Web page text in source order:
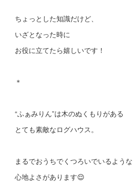
ちょっとした知識だけど、
いざとなった時に
お役に立てたら嬉しいです！
＊
“ふぁみりん”は木のぬくもりがある
とても素敵なログハウス。
まるでおうちでくつろいでいるような
心地よさがあります😌